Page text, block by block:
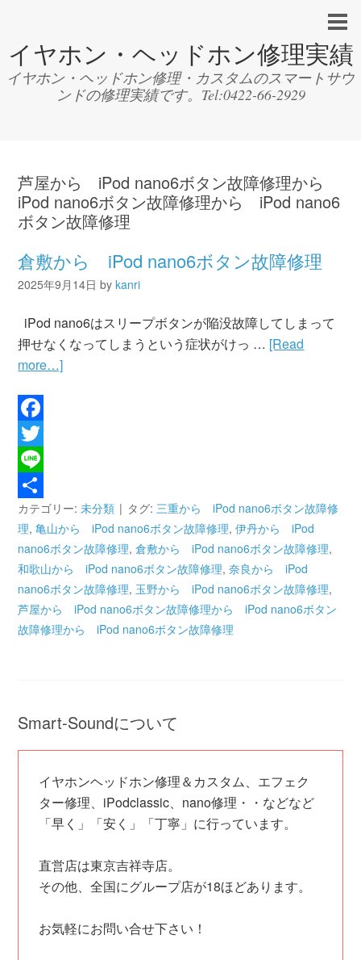
イヤホン・ヘッドホン修理実績
イヤホン・ヘッドホン修理・カスタムのスマートサウ
ンドの修理実績です。Tel:0422-66-2929
芦屋から iPod nano6ボタン故障修理から
iPod nano6ボタン故障修理から iPod nano6
ボタン故障修理
倉敷から iPod nano6ボタン故障修理
2025年9月14日 bykanri
iPod nano6はスリープボタンが陥没故障してしまって
押せなくなってしまうという症状がけっ … [Read
more…]
Facebook
Twitter
Line
共
有
カテゴリー:未分類 タグ:三重から iPod nano6ボタン故障修
理,亀山から iPod nano6ボタン故障修理,伊丹から iPod
nano6ボタン故障修理,倉敷から iPod nano6ボタン故障修理,
和歌山から iPod nano6ボタン故障修理,奈良から iPod
nano6ボタン故障修理, 玉野から iPod nano6ボタン故障修理,
芦屋から iPod nano6ボタン故障修理から iPod nano6ボタン
故障修理から iPod nano6ボタン故障修理
Smart-Soundについて
イヤホンヘッドホン修理＆カスタム、エフェク
ター修理、iPodclassic、nano修理・・などなど
「早く」「安く」「丁寧」に行っています。
直営店は東京吉祥寺店。
その他、全国にグループ店が18ほどあります。
お気軽にお問い合せ下さい！